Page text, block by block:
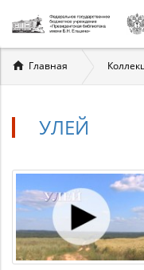
Вы
здесь
Главная
УЛЕЙ